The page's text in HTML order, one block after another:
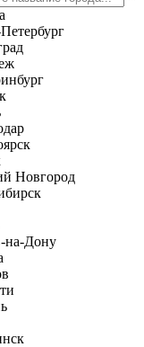
Новгород
на-Дону